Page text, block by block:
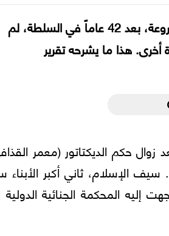
قبل عشر سنوات، عندما واجه الزعيم الليبي الراحل معمر القذافي نهاية مروعة، بعد 42 عاماً في السلطة، لم
هذا ما يشرحه تقرير
زوال حكم الديكتاتور (معمر
الإسلام، ثاني أكبر الأبناء
المحكمة الجنائية